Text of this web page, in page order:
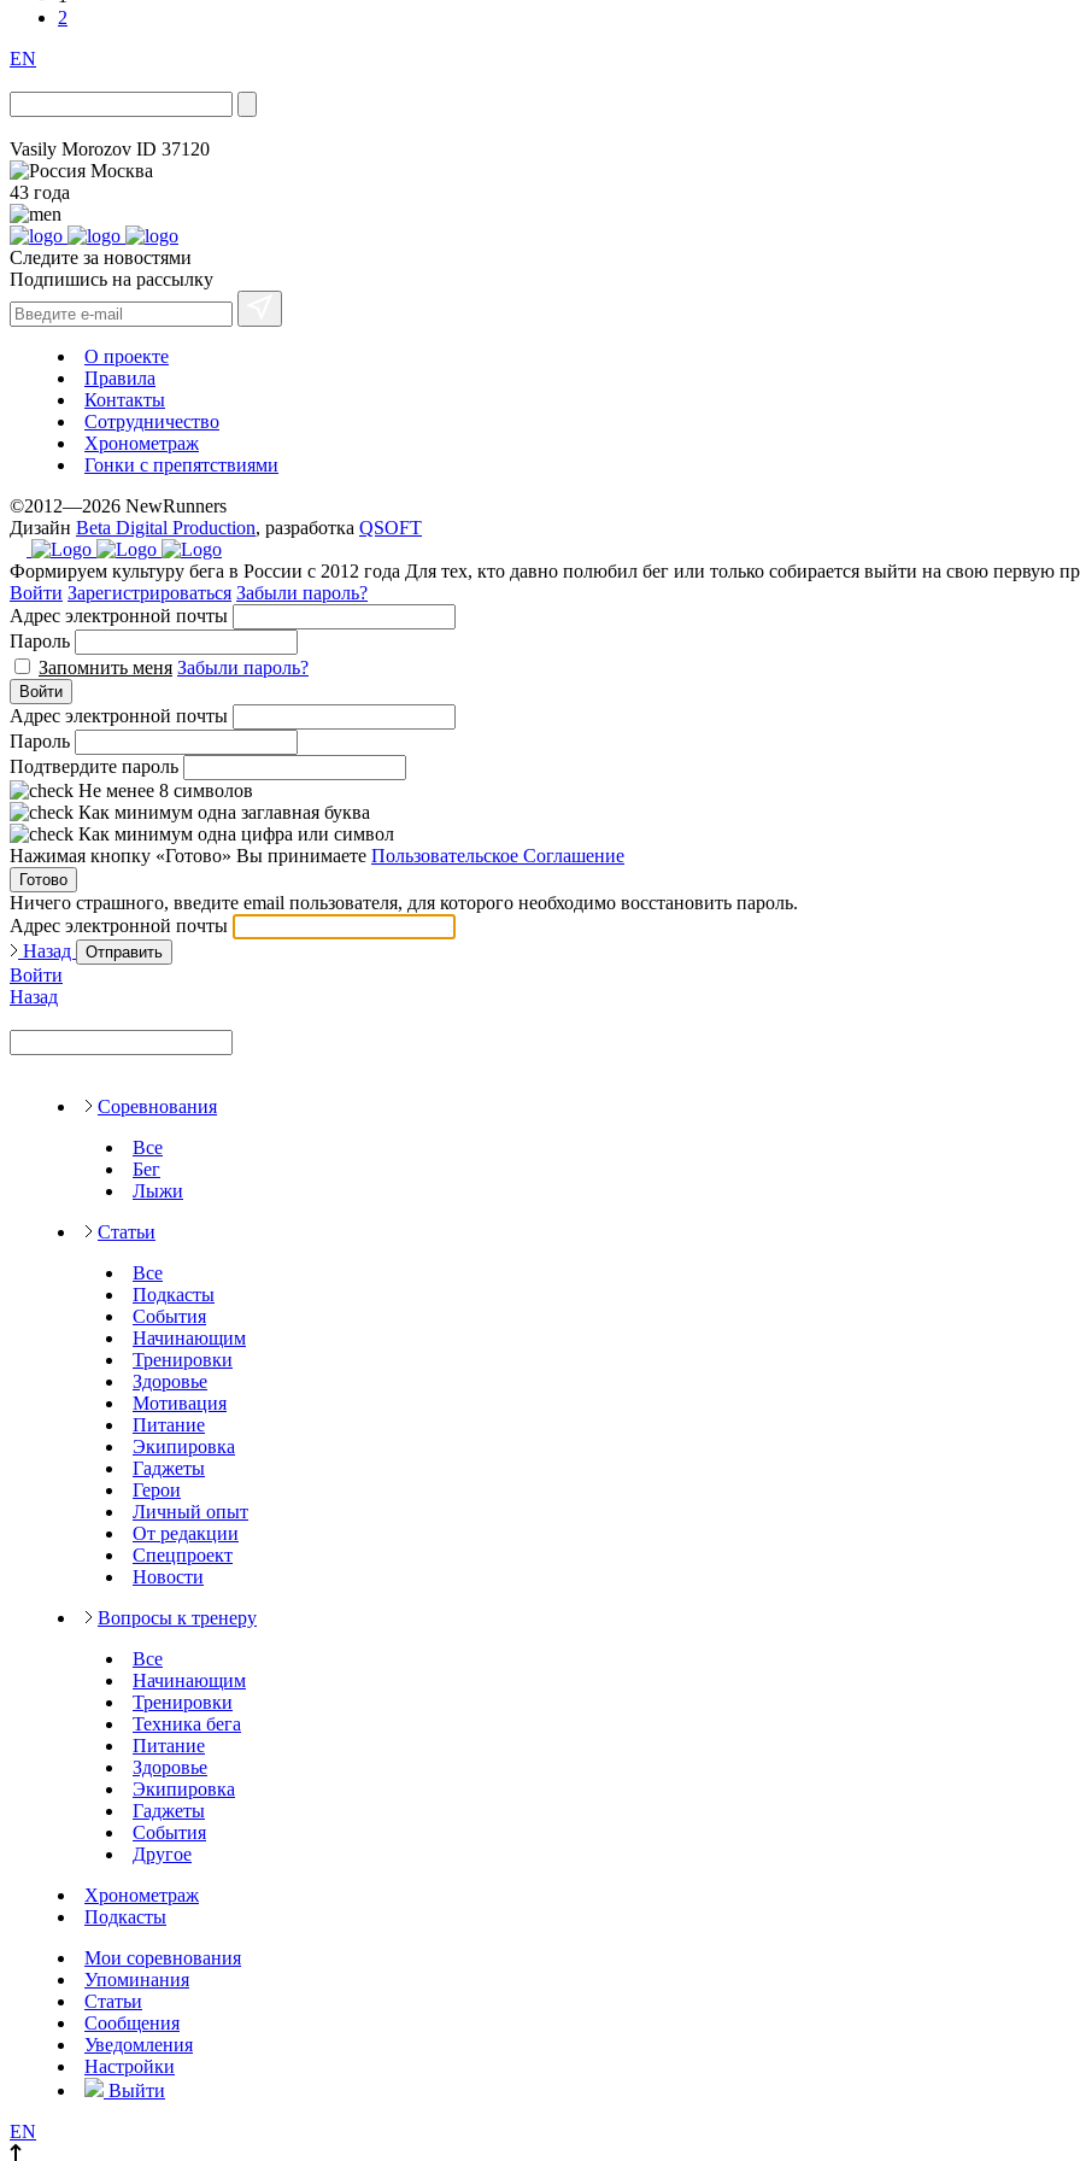
2
EN
Vasily Morozov ID 37120
Москва
43 года
Следите за новостями
Подпишись на рассылку
О проекте
Правила
Контакты
Сотрудничество
Хронометраж
Гонки с препятствиями
©2012—2026 NewRunners
Дизайн Beta Digital Production, разработка QSOFT
Формируем культуру бега в России с 2012 года Для тех, кто давно полюбил бег или только собирается выйти на свою первую
Войти Зарегистрироваться Забыли пароль?
Адрес электронной почты
Пароль
Запомнить меня Забыли пароль?
Войти
Адрес электронной почты
Пароль
Подтвердите пароль
Не менее 8 символов
Как минимум одна заглавная буква
Как минимум одна цифра или символ
Нажимая кнопку «Готово» Вы принимаете Пользовательское Соглашение
Готово
Ничего страшного, введите email пользователя, для которого необходимо восстановить пароль.
Адрес электронной почты
Назад
Отправить
Войти
Назад
Соревнования
Все
Бег
Лыжи
Статьи
Все
Подкасты
События
Начинающим
Тренировки
Здоровье
Мотивация
Питание
Экипировка
Гаджеты
Герои
Личный опыт
От редакции
Спецпроект
Новости
Вопросы к тренеру
Все
Начинающим
Тренировки
Техника бега
Питание
Здоровье
Экипировка
Гаджеты
События
Другое
Хронометраж
Подкасты
Мои соревнования
Упоминания
Статьи
Сообщения
Уведомления
Настройки
Выйти
EN